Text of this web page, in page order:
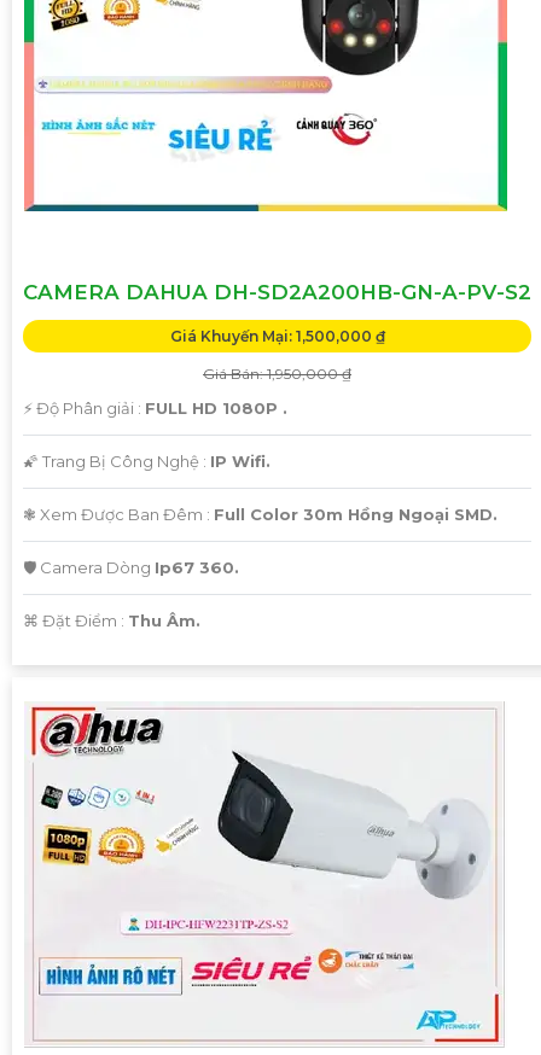
CAMERA DAHUA DH-SD2A200HB-GN-A-PV-S2
Giá Khuyến Mại: 1,500,000 ₫
Giá Bán: 1,950,000 ₫
️⚡ Độ Phân giải : FULL HD 1080P .
🌠 Trang Bị Công Nghệ : IP Wifi.
❃ Xem Được Ban Đêm : Full Color 30m Hồng Ngoại SMD.
🛡 Camera Dòng Ip67 360.
️⌘ Đặt Điểm : Thu Âm.